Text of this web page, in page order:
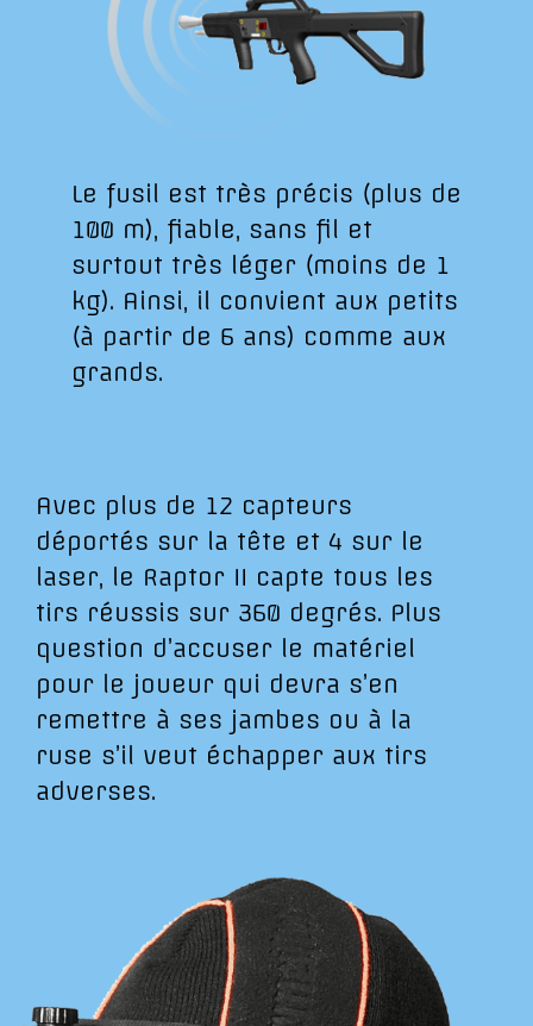
Le fusil est très précis (plus de
100 m), fiable, sans fil et
surtout très léger (moins de 1
kg). Ainsi, il convient aux petits
(à partir de 6 ans) comme aux
grands.
Avec plus de 12 capteurs
déportés sur la tête et 4 sur le
laser, le Raptor II capte tous les
tirs réussis sur 360 degrés. Plus
question d’accuser le matériel
pour le joueur qui devra s’en
remettre à ses jambes ou à la
ruse s’il veut échapper aux tirs
adverses.